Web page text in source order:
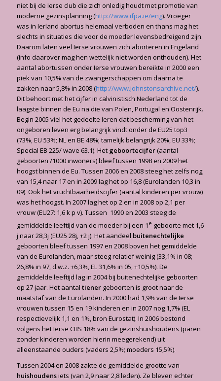
niet bij de Ierse club die zich onledig houdt met promotie van
moderne gezinsplanning (http://www.ifpa.ie/eng). Vroeger
was in Ierland abortus helemaal verboden en thans mag het
slechts in situaties die voor de moeder le­vensbedreigend zijn.
Daarom laten veel Ierse vrouwen zich aborteren in Engeland
(info daarover mag hen wettelijk niet worden onthouden). Het
aantal abortussen onder Ierse vrouwen bereikte in 2000 een
piek van 10,5% van de zwangerschappen om daarna te
zakken naar 5,8% in 2008 (http://www.johnstonsarchive.net/).
Dit behoort met het cijfer in calvinistisch Nederland tot de
laagste binnen de Eu na die van Polen, Portugal en Oostenrijk.
Begin 2005 viel het gedeelte Ieren dat bescherming van het
ongeboren leven erg belangrijk vindt onder de EU25 top3
(73%, EU 53%; NL en BE 48%; tamelijk belangrijk 20%, EU 33%;
Special EB 225/ wave 63.1). Het geboortecijfer(aantal
geboorten /1000 inwoners) bleef tussen 1998 en 2009 het
hoogst binnen de Eu. Tussen 2006 en 2008 steeg het zelfs nog;
van 15,4 naar 17 en in 2009 lag het op 16,8 (Eurolanden 10,3 in
09). Ook het vruchtbaarheidscijfer (aantal kinderen per vrouw)
was het hoogst. In 2007 lag het op 2 en in 2008 op 2,1 per
vrouw (EU27: 1,6 k p v). Tussen 1990 en 2003 steeg de
gemiddelde leeftijd van de moeder bij een 1 e geboorte met 1,6
j naar 28,3j (EU25 28j, +2 j). Het aandeel buitenechtelijke
geboorten bleef tussen 1997 en 2008 boven het gemiddelde
van de Eurolanden, maar steeg relatief weinig (33,1% in 08;
26,8% in 97, d.w.z. +6,3%, EL 31,6% in 05, +10,5%). De
gemiddelde leeftijd lag in 2004 bij buitenechtelijke geboorten
op 27 jaar. Het aantal tiener geboorten is groot naar de
maatstaf van de Eurolanden. In 2000 had 1,9% van de Ierse
vrouwen tussen 15 en 19 kinderen en in 2007 nog 1,7% (EL
respectievelijk 1,1 en 1%, bron Eurostat). In 2006 bestond
volgens het Ierse CBS 18% van de gezinshuishoudens (paren
zonder kinderen worden hierin meegerekend) uit
alleenstaande ouders (vaders 2,5%; moeders 15,5%).
Tussen 2004 en 2008 zakte de gemiddelde grootte van
huishoudensiets (van 2,9 naar 2,8 leden). Ze bleven echter